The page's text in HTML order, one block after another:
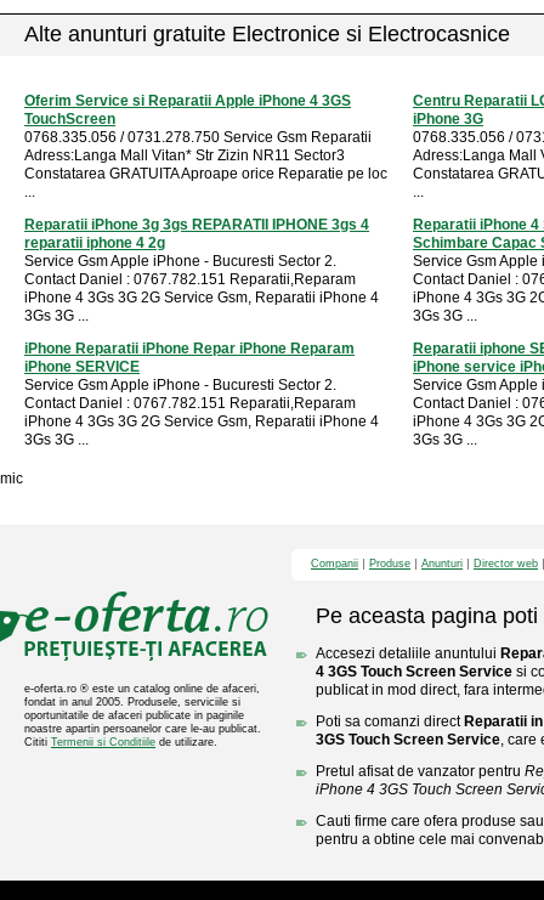
Alte anunturi gratuite Electronice si Electrocasnice
Oferim Service si Reparatii Apple iPhone 4 3GS
TouchScreen
0768.335.056 / 0731.278.750 Service Gsm Reparatii
Adress:Langa Mall Vitan* Str Zizin NR11 Sector3
Constatarea GRATUITA Aproape orice Reparatie pe loc
...
Centru Reparatii
iPhone 3G
0768.335.056 /
Adress:Langa Mall
Constatarea
...
Reparatii iPhone 3g 3gs REPARATII IPHONE 3gs 4
reparatii iphone 4 2g
Service Gsm Apple iPhone - Bucuresti Sector 2.
Contact Daniel : 0767.782.151 Reparatii,Reparam
iPhone 4 3Gs 3G 2G Service Gsm, Reparatii iPhone 4
3Gs 3G ...
Reparatii iPhone
Schimbare Capac
Service Gsm Apple
Contact Daniel :
iPhone 4 3Gs 3G
3Gs 3G ...
iPhone Reparatii iPhone Repar iPhone Reparam
iPhone SERVICE
Service Gsm Apple iPhone - Bucuresti Sector 2.
Contact Daniel : 0767.782.151 Reparatii,Reparam
iPhone 4 3Gs 3G 2G Service Gsm, Reparatii iPhone 4
3Gs 3G ...
Reparatii iphone
iPhone service
Service Gsm Apple
Contact Daniel :
iPhone 4 3Gs 3G
3Gs 3G ...
mic
e-oferta.ro ® este un catalog online de afaceri,
fondat in anul 2005. Produsele, serviciile si
oportunitatile de afaceri publicate in paginile
noastre apartin persoanelor care le-au publicat.
Cititi Termenii si Conditiile de utilizare.
Companii Produse Anunturi Director web
Pe aceasta pagina poti
Accesezi detaliile anuntului
4 3GS Touch Screen Service si
publicat in mod direct, fara
Poti sa comanzi direct Reparatii
3GS Touch Screen Service, care
Pretul afisat de vanzator pentru
iPhone 4 3GS Touch Screen
Cauti firme care ofera produse
pentru a obtine cele mai